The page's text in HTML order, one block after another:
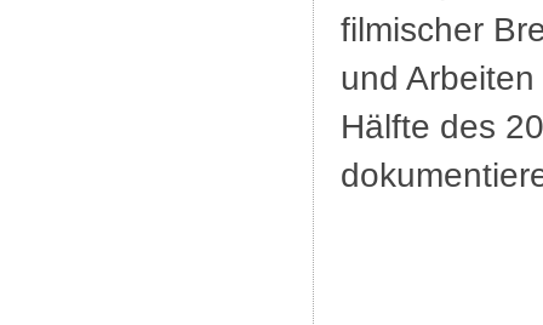
filmischer
und
Hälfte des